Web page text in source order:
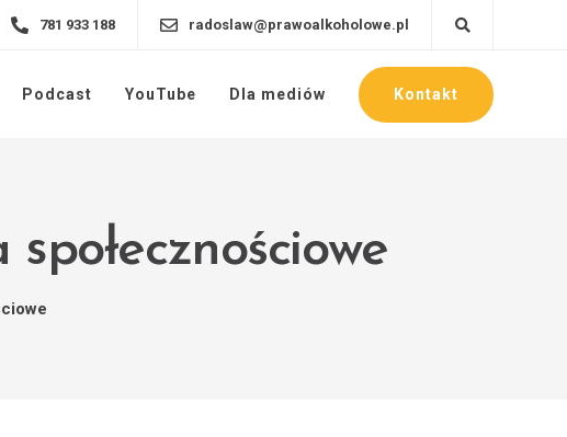
781 933 188 radoslaw@prawoalkoholowe.pl
Podcast YouTube Dla mediów Kontakt